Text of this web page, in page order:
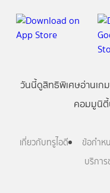
วันนี้ดูสิทธิพิเศษอ่านเกม
คอมมูนิตี้
เกี่ยวกับทรูไอดี ข้อกำห
บริการ